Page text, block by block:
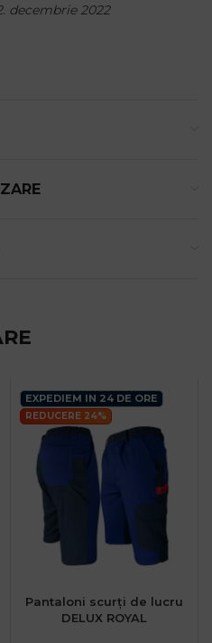
decembrie 2022
EXPEDIEM IN 24 DE ORE
REDUCERE 24%
Pantaloni scurți de lucru
DELUX ROYAL